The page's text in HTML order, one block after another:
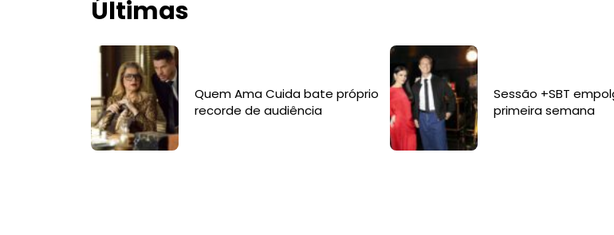
Últimas
Quem Ama Cuida bate próprio
recorde de audiência
Sessão +SBT
primeira semana